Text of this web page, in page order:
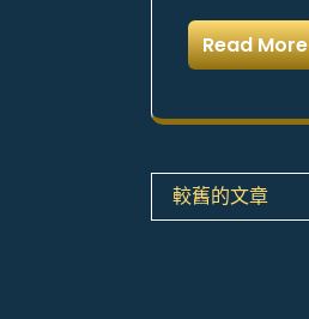
Read More
文
章
較舊的文章